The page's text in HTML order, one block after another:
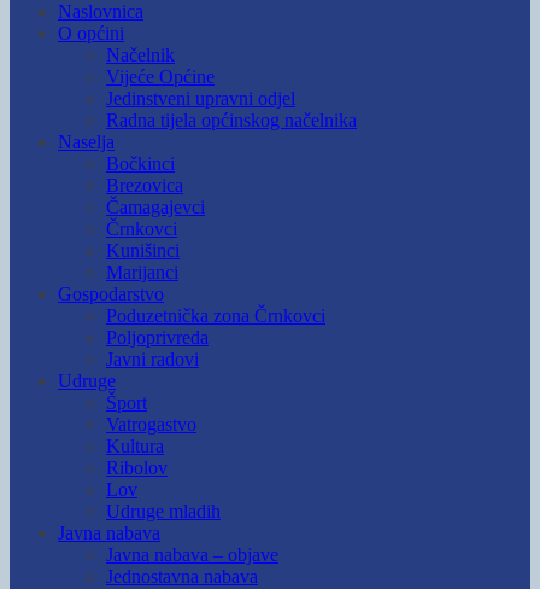
Naslovnica
O općini
Načelnik
Vijeće Općine
Jedinstveni upravni odjel
Radna tijela općinskog načelnika
Naselja
Bočkinci
Brezovica
Čamagajevci
Črnkovci
Kunišinci
Marijanci
Gospodarstvo
Poduzetnička zona Črnkovci
Poljoprivreda
Javni radovi
Udruge
Šport
Vatrogastvo
Kultura
Ribolov
Lov
Udruge mladih
Javna nabava
Javna nabava – objave
Jednostavna nabava